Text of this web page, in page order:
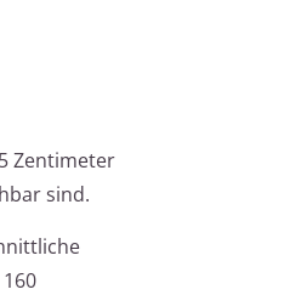
Zentimeter
sind.